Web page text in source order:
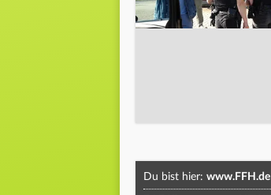
Du bist hier: www.FFH.de